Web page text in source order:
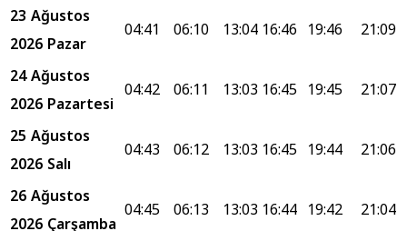
23 Ağustos
2026 Pazar
04:41 06:10 13:0416:46 19:46
21:09
24 Ağustos
2026 Pazartesi
04:42 06:11 13:0316:45 19:45
21:07
25 Ağustos
2026 Salı
04:43 06:12 13:0316:45 19:44
21:06
26 Ağustos
2026 Çarşamba
04:45 06:13 13:0316:44 19:42
21:04